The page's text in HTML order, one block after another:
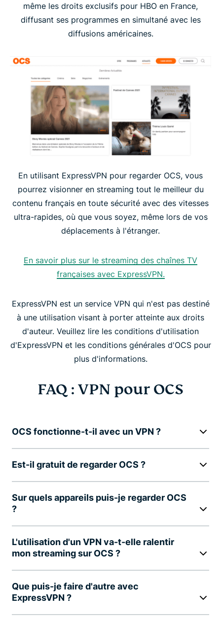
même les droits exclusifs pour HBO en France,
diffusant ses programmes en simultané avec les
diffusions américaines.
En utilisant ExpressVPN pour regarder OCS, vous
pourrez visionner en streaming tout le meilleur du
contenu français en toute sécurité avec des vitesses
ultra-rapides, où que vous soyez, même lors de vos
déplacements à l'étranger.
En savoir plus sur le streaming des chaînes TV
françaises avec ExpressVPN.
ExpressVPN est un service VPN qui n'est pas destiné
à une utilisation visant à porter atteinte aux droits
d'auteur. Veuillez lire les conditions d'utilisation
d'ExpressVPN et les conditions générales d'OCS pour
plus d'informations.
FAQ : VPN pour OCS
OCS fonctionne-t-il avec un VPN ?
Est-il gratuit de regarder OCS ?
Sur quels appareils puis-je regarder OCS
?
L'utilisation d'un VPN va-t-elle ralentir
mon streaming sur OCS ?
Que puis-je faire d'autre avec
ExpressVPN ?